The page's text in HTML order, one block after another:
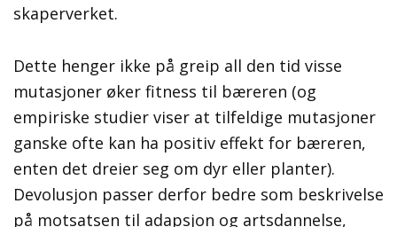
skaperverket.
Dette henger ikke på greip all den tid visse
mutasjoner øker fitness til bæreren (og
empiriske studier viser at tilfeldige mutasjoner
ganske ofte kan ha positiv effekt for bæreren,
enten det dreier seg om dyr eller planter).
Devolusjon passer derfor bedre som beskrivelse
på motsatsen til adapsjon og artsdannelse,